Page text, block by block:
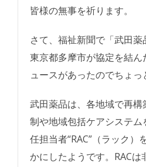
皆様の無事を祈ります。
さて、福祉新聞で「武田
東京都多摩市が協定を結
ュースがあったのでちょっ
武田薬品は、各地域で再
制や地域包括ケアシステ
任担当者“RAC”（ラック）
かにしたようです。RACは